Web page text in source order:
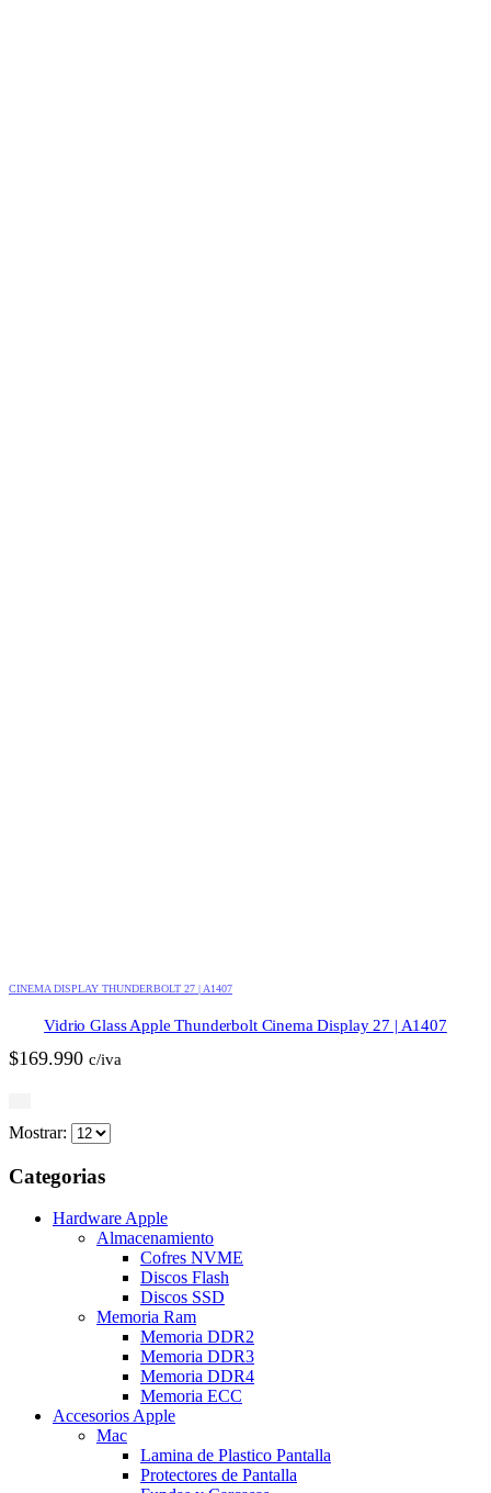
CINEMA DISPLAY THUNDERBOLT 27 | A1407
Vidrio Glass Apple Thunderbolt Cinema Display 27 | A1407
$169.990 c/iva
Mostrar:
Categorias
Hardware Apple
Almacenamiento
Cofres NVME
Discos Flash
Discos SSD
Memoria Ram
Memoria DDR2
Memoria DDR3
Memoria DDR4
Memoria ECC
Accesorios Apple
Mac
Lamina de Plastico Pantalla
Protectores de Pantalla